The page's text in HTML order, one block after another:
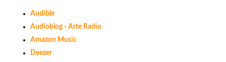
Audible
Audioblog - Arte Radio
Amazon Music
Deezer